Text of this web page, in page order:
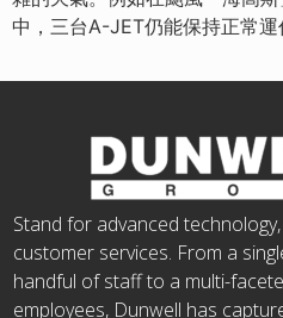
中，三台A-JET仍能保持正常運
Stand for advanced
customer services. From a
handful of staff to a multi-
employees, Dunwell has